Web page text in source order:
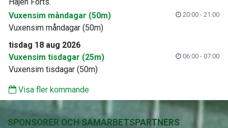
Vuxensim måndagar (50m)
20:00 - 21:00
Vuxensim måndagar (50m)
tisdag 18 aug 2026
Vuxensim tisdagar (25m)
06:00 - 07:00
Vuxensim tisdagar (50m)
Visa fler kommande
SPONSORER OCH SAMARBETSPARTNERS